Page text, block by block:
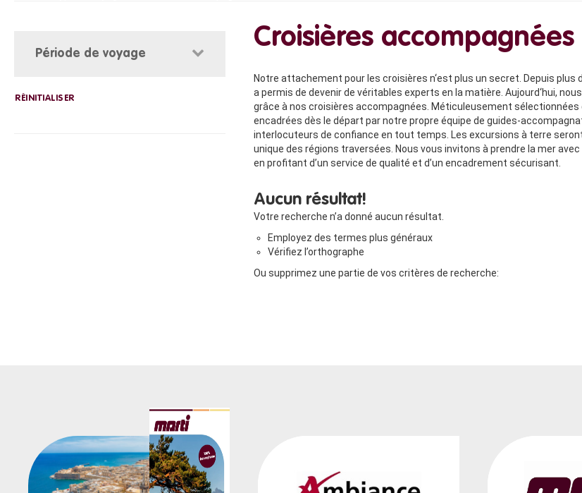
Période de voyage
Croisières accompagnées
Notre attachement pour les croisières n‘est plus un secret. Depuis
a permis de devenir de véritables experts en la matière. Aujourd‘hui,
grâce à nos croisières accompagnées. Méticuleusement
encadrées dès le départ par notre propre équipe de guides-
interlocuteurs de confiance en tout temps. Les excursions à terre
unique des régions traversées. Nous vous invitons à prendre la mer
en profitant d’un service de qualité et d’un encadrement sécurisant.
Aucun résultat!
Votre recherche n’a donné aucun résultat.
Employez des termes plus généraux
Vérifiez l’orthographe
Ou supprimez une partie de vos critères de recherche: